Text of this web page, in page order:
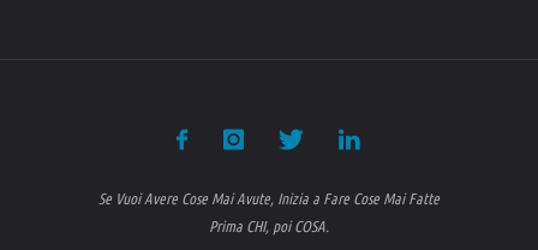
Se Vuoi Avere Cose Mai Avute, Inizia a Fare Cose Mai Fatte
Prima CHI, poi COSA.